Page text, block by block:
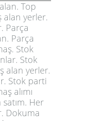
Top
alan yerler.
Parça
Parça
Stok
Stok
alan yerler.
Stok parti
alımı
Her
. Dokuma